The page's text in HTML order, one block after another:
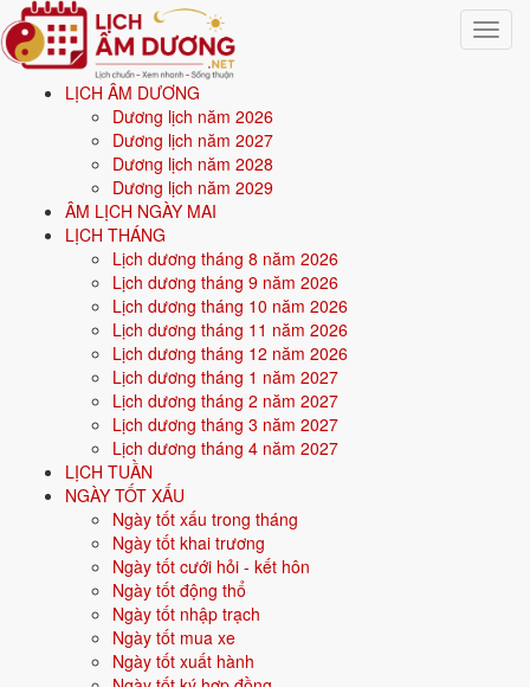
Toggle
LỊCH ÂM DƯƠNG
Dương lịch năm 2026
Dương lịch năm 2027
Dương lịch năm 2028
Dương lịch năm 2029
ÂM LỊCH NGÀY MAI
LỊCH THÁNG
Lịch dương tháng 8 năm 2026
Lịch dương tháng 9 năm 2026
Lịch dương tháng 10 năm 2026
Lịch dương tháng 11 năm 2026
Lịch dương tháng 12 năm 2026
Lịch dương tháng 1 năm 2027
Lịch dương tháng 2 năm 2027
Lịch dương tháng 3 năm 2027
Lịch dương tháng 4 năm 2027
LỊCH TUẦN
NGÀY TỐT XẤU
Ngày tốt xấu trong tháng
Ngày tốt khai trương
Ngày tốt cưới hỏi - kết hôn
Ngày tốt động thổ
Ngày tốt nhập trạch
Ngày tốt mua xe
Ngày tốt xuất hành
Trang chủ
Kiến thức
60 Hoa giáp (Can Chi)
Lục Thập Hoa Giáp - 60
Can Chi (Hoa Giáp) trong
lịch âm dương
Lục Thập Hoa Giáp(60 Hoa Giáp) là chu kỳ60 năm
Địa Chi thành 60 cặp Can Chi, từ
Mỗi cặp ứng mộtnạp âm ngũ hànhvà lặp lại sau đúng 60 năm.
Không chỉ dùng để xem tuổi, can chi còn được gán cho từng ngày: mỗi
ngày âm lịch mang một cặp can chi và một nạp âm riêng, đây là cơ sở
để luận ngày tốt - xấu và giờ hoàng đạo. Bạn có thể xem can chi cùng
nạp âm cụ thể của âm lịch ngày mai
việc quan trọng.
Lục Thập Hoa Giáp là gì?
Lục Thập Hoa Giáp là hệ thống đếm năm, tháng, ngày, giờ của lịch âm
dương phương Đông. "Lục thập" nghĩa là 60, "hoa giáp" chỉ một vòng
tuần hoàn của can chi. Khi ghép lần lượt 10 Thiên Can với 12 Địa Chi,